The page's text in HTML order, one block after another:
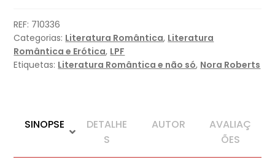
REF: 710336
Categorias: Literatura Romântica, Literatura
Romântica e Erótica, LPF
Etiquetas: Literatura Romântica e não só, Nora Roberts
SINOPSE
DETALHE
S
AUTOR
AVALIAÇ
ÕES